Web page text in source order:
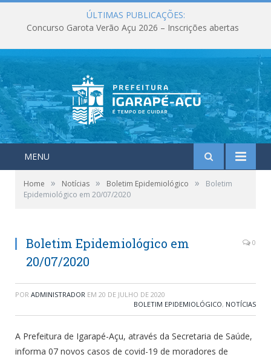
ÚLTIMAS PUBLICAÇÕES:
Concurso Garota Verão Açu 2026 – Inscrições abertas
MENU
Home » Notícias » Boletim Epidemiológico »
Boletim
Epidemiológico em 20/07/2020
Boletim Epidemiológico em
20/07/2020
0
POR ADMINISTRADOR EM 20 DE JULHO DE 2020
BOLETIM EPIDEMIOLÓGICO, NOTÍCIAS
A Prefeitura de Igarapé-Açu, através da Secretaria de Saúde,
informa 07 novos casos de covid-19 de moradores de